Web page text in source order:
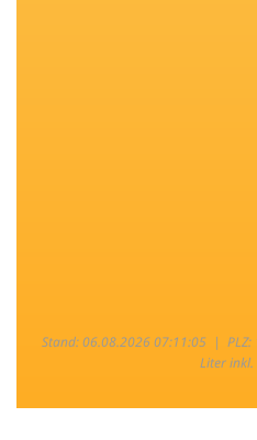
Stand: 06.08.2026 07:11:05 |
Liter inkl.